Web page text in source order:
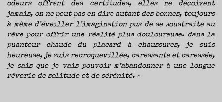
odeurs offrent des certitudes, elles ne déçoivent
jamais, on ne peut pas en dire autant des bonnes, toujours
à même d’éveiller l’imagination pus de se soustraite au
rêve pour offrir une réalité plus douloureuse. dans la
puanteur chaude du placard à chaussures, je suis
heureuse, je suis recroquevillée, caressante et caressée,
je sais que je vais pouvoir m’abandonner à une longue
rêverie de solitude et de sérénité. »